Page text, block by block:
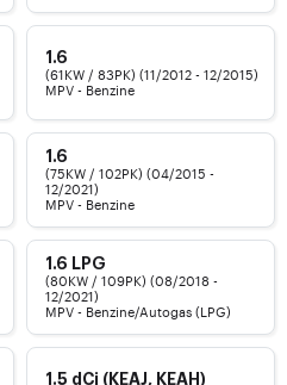
1.6
(61KW / 83PK) (11/2012 - 12/2015)
MPV - Benzine
1.6
(75KW / 102PK) (04/2015 -
12/2021)
MPV - Benzine
1.6 LPG
(80KW / 109PK) (08/2018 -
12/2021)
MPV - Benzine/Autogas (LPG)
1.5 dCi (KEAJ, KEAH)